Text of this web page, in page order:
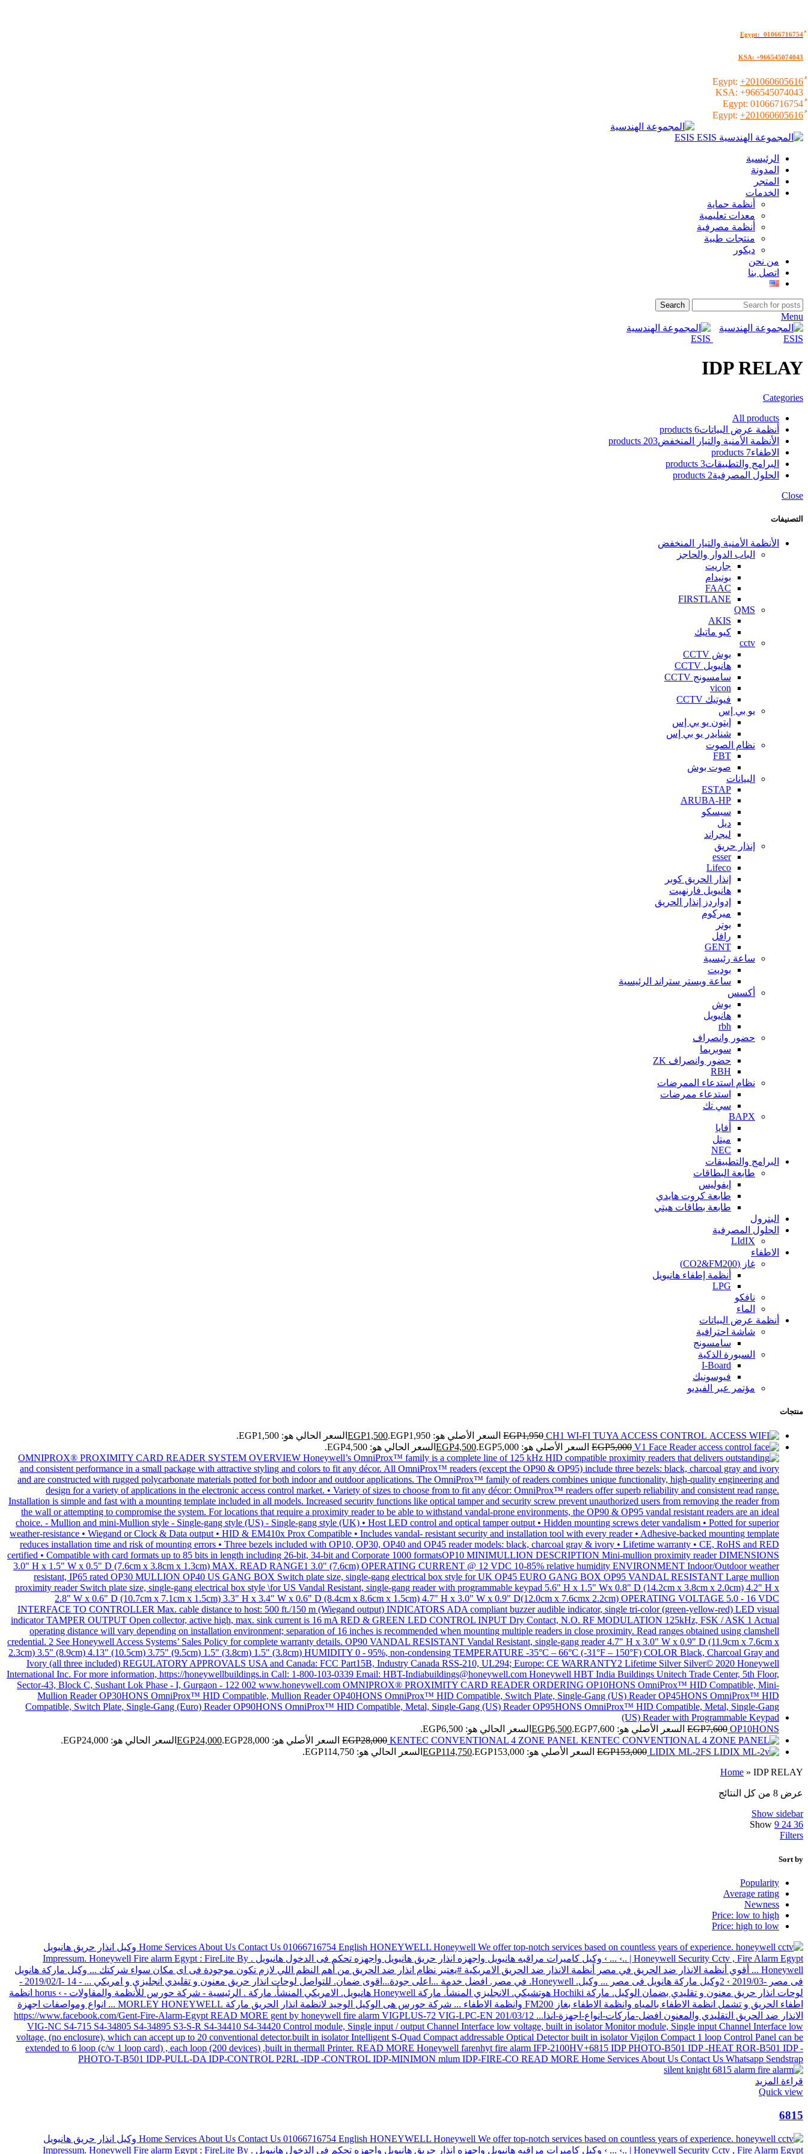
KSA: +966545074043
+201060605616
KSA: +966545074043
01066716754
+201060605616
الرئيسية
المدونة
المتجر
الخدمات
أنظمة حماية
معدات تعليمية
أنظمة مصرفية
منتجات طبية
ديكور
من نحن
اتصل بنا
Search
Menu
IDP RELAY
Categories
All products
أنظمة عرض البياتات6 products
الأنظمة الأمنية والتيار المنخفض203 products
الاطفاء7 products
البرامج والتطبيقات3 products
الحلول المصرفية2 products
Close
التصنيفات
الأنظمة الأمنية والتيار المنخفض
الباب الدوار والحاجز
جاريت
بونيدام
FAAC
FIRSTLANE
QMS
AKIS
كيو ماتيك
cctv
بوش CCTV
هانيويل CCTV
سامسونج CCTV
vicon
فيوتيك CCTV
يو بي إس
إيتون يو بي إس
شنايدر يو بي إس
نظام الصوت
FBT
صوت بوش
البيانات
ESTAP
ARUBA-HP
سيسكو
ديل
ليجراند
إنذار حريق
esser
Lifeco
إنذار الحريق كوبر
هانيويل فارنهيت
إدواردز إنذار الحريق
ميركوم
بوتر
رافل
GENT
ساعة رئيسية
بوديت
ساعة ويستر ستراند الرئيسية
أكسس
بوش
هانيويل
rbh
حضور وانصراف
سوبريما
حضور وانصراف ZK
RBH
نظام استدعاء الممرضات
استدعاء ممرضات
سي تك
BAPX
أفايا
ميتل
NEC
البرامج والتطبيقات
طابعة البطاقات
إيفوليس
طابعة كروت هايدي
طابعة بطاقات هيتي
البترول
الحلول المصرفية
LIdIX
الاطفاء
غاز (CO2&FM200)
أنظمة إطفاء هانيويل
LPG
نافكو
الماء
أنظمة عرض البياتات
شاشة احترافية
سامسونج
السبورة الذكية
I-Board
فيوسونيك
مؤتمر عبر الفيديو
منتجات
CH1 WI-FI TUYA ACCESS CONTROL
EGP1,950 السعر الأصلي هو: EGP1,950. EGP1,500
السعر الحالي هو: EGP1,500.
V1 Face Reader
EGP5,000 السعر الأصلي هو: EGP5,000. EGP4,500 السعر الحالي هو: EGP4,500.
OP10HONS
EGP7,600 السعر الأصلي هو: EGP7,600. EGP6,500
السعر الحالي هو: EGP6,500.
KENTEC CONVENTIONAL 4 ZONE PANEL
EGP28,000 السعر الأصلي هو: EGP28,000. EGP24,000
السعر الحالي هو: EGP24,000.
LIDIX ML-2FS
EGP153,000 السعر الأصلي هو: EGP153,000. EGP114,750
السعر الحالي هو: EGP114,750.
Home » IDP RELAY
عرض ⁦8⁩ من كل النتائج
Show sidebar
Show 9 24 36
Filters
Sort by
Popularity
Average rating
Newness
Price: low to high
Price: high to low
قراءة المزيد
Quick view
6815